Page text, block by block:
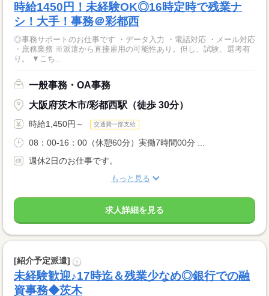
時給1450円！未経験OK◎16時定時で残業ナ
シ！大手！事務＠彩都西
◎事務サポートのお仕事です ・データ入力 ・電話対応 ・メール対応
・庶務業務 ※派遣から直接雇用の可能性あり。但し、試験、選考有
り。 ▼こち...
一般事務・OA事務
大阪府茨木市/彩都西駅（徒歩 30分）
時給1,450円～ 交通費一部支給
08：00-16：00（休憩60分）実働7時間00分 ...
週休2日のお仕事です。
もっと見る
求人詳細を見る
[紹介予定派遣] ?
未経験歓迎♪17時迄＆残業少なめ◎銀行での融
資事務◆茨木